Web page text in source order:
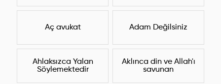
Aç avukat Adam Değilsiniz
Ahlaksızca Yalan
Söylemektedir
Aklınca din ve Allah'ı
savunan